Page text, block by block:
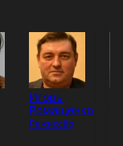
Игорь
Ромащенко
Режиссёр